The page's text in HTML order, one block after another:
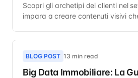
Scopri gli archetipi dei clienti nel
impara a creare contenuti visivi
BLOG POST 13 min read
Big Data Immobiliare: La